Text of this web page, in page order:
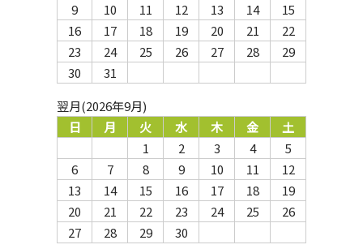
9
10 11 12 13 14
15
16
17 18 19 20 21
22
23
24 25 26 27 28
29
30
31
翌月(2026年9月)
日
月 火 水 木 金
土
1
2 3 4
5
6
7 8 9 10 11
12
13
14 15 16 17 18
19
20
21 22 23 24 25
26
27
28 29
30